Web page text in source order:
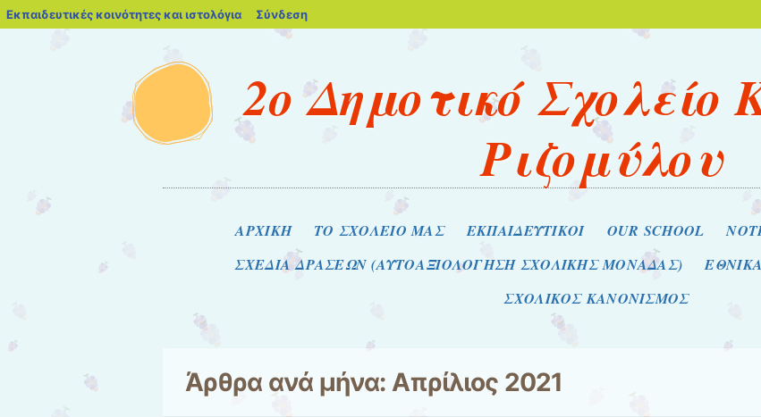
Εκπαιδευτικές κοινότητες και ιστολόγια blogs.sch.gr
Σύνδεση
2ο Δημοτικό Σχολείο
Ριζομύλου
Μετάβαση στο περιεχόμενο
ΑΡΧΙΚΗ ΤΟ ΣΧΟΛΕΙΟ ΜΑΣ ΕΚΠΑΙΔΕΥΤΙΚΟΙ OUR SCHOOL
ΣΧΕΔΙΑ ΔΡΑΣΕΩΝ (ΑΥΤΟΑΞΙΟΛΟΓΗΣΗ ΣΧΟΛΙΚΗΣ ΜΟΝΑΔΑΣ)
ΣΧΟΛΙΚΟΣ ΚΑΝΟΝΙΣΜΟΣ
Άρθρα ανά μήνα: Απρίλιος 2021